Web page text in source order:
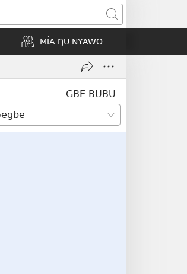
Search
MÍA ŊU NYAWO
GBE BUBU